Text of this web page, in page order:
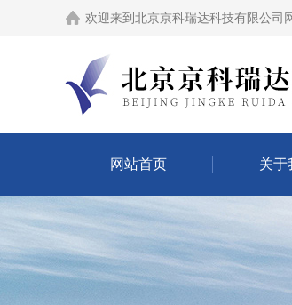
欢迎来到 北京京科瑞达科技有限公司
网站首页 关于